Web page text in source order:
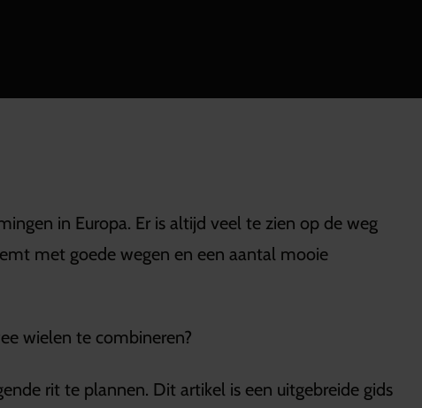
in Europa. Er is altijd veel te zien op de weg
met goede wegen en een aantal mooie
wielen te combineren?
rit te plannen. Dit artikel is een uitgebreide gids